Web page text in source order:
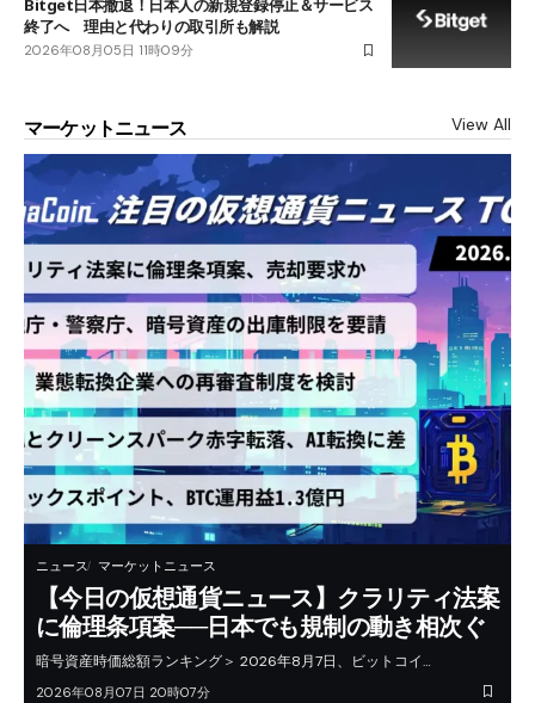
Bitget日本撤退！日本人の新規登録停止＆サービス
終了へ 理由と代わりの取引所も解説
2026年08月05日 11時09分
マーケットニュース View All
ニュース マーケットニュース
【今日の仮想通貨ニュース】クラリティ法案
に倫理条項案──日本でも規制の動き相次ぐ
暗号資産時価総額ランキング＞ 2026年8月7日、ビットコイ…
2026年08月07日 20時07分